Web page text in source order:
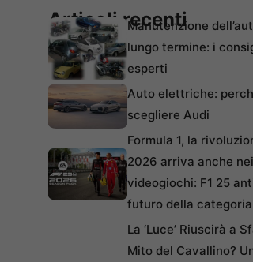
Articoli recenti
Manutenzione
lungo termine: i
esperti
Auto elettriche:
scegliere Audi
Formula 1, la
2026 arriva anche nei
videogiochi: F1 25
futuro della categoria
La ‘Luce’ Riuscirà a
Mito del Cavallino?